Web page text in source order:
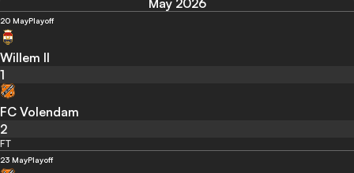
May 2026
20 MayPlayoff
Willem II
1
FC Volendam
2
FT
23 MayPlayoff